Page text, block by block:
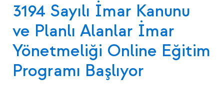
3194 Sayılı İmar Kanunu
ve Planlı Alanlar İmar
Yönetmeliği Online Eğitim
Programı Başlıyor